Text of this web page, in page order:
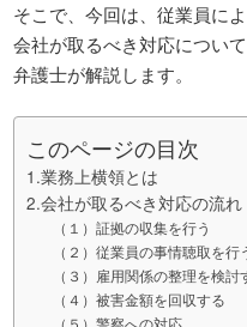
そこで、今回は、従業員に
会社が取るべき対応につい
弁護士が解説します。
このページの目次
1.業務上横領とは
2.会社が取るべき対応の流れ
（１）証拠の収集を行う
（２）従業員の事情聴取を行
（３）雇用関係の整理を検討
（４）被害金額を回収する
（５）警察への対応